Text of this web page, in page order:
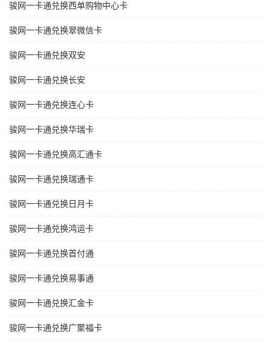
骏网一卡通兑换西单购物中心卡
骏网一卡通兑换翠微信卡
骏网一卡通兑换双安
骏网一卡通兑换长安
骏网一卡通兑换连心卡
骏网一卡通兑换华瑞卡
骏网一卡通兑换高汇通卡
骏网一卡通兑换瑞通卡
骏网一卡通兑换日月卡
骏网一卡通兑换鸿运卡
骏网一卡通兑换首付通
骏网一卡通兑换易事通
骏网一卡通兑换汇金卡
骏网一卡通兑换广聚福卡